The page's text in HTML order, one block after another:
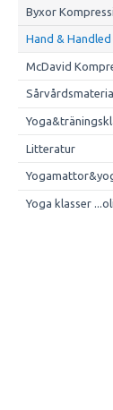
Byxor
Hand &
McDavid
Litteratur
Yoga klasser